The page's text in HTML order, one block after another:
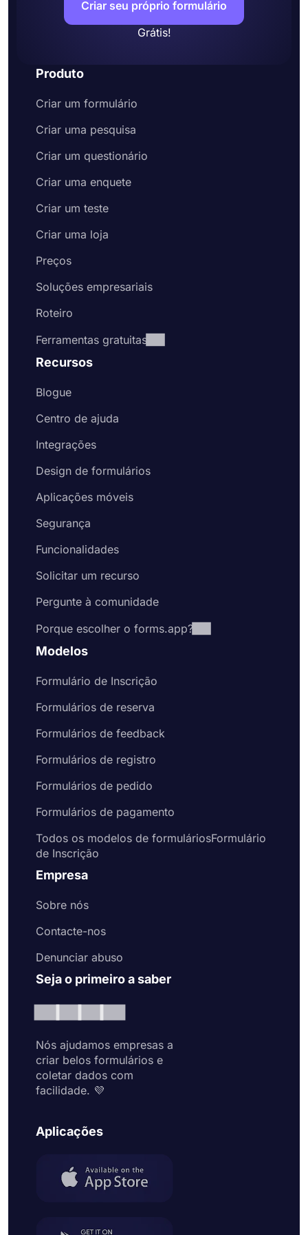
Criar seu próprio formulário
Grátis!
Produto
Criar um formulário
Criar uma pesquisa
Criar um questionário
Criar uma enquete
Criar um teste
Criar uma loja
Preços
Soluções empresariais
Roteiro
Ferramentas gratuitas
Recursos
Blogue
Centro de ajuda
Integrações
Design de formulários
Aplicações móveis
Segurança
Funcionalidades
Solicitar um recurso
Pergunte à comunidade
Porque escolher o forms.app?
Modelos
Formulário de Inscrição
Formulários de reserva
Formulários de feedback
Formulários de registro
Formulários de pedido
Formulários de pagamento
Todos os modelos de formuláriosFormulário
de Inscrição
Empresa
Sobre nós
Contacte-nos
Denunciar abuso
Seja o primeiro a saber
Nós ajudamos empresas a
criar belos formulários e
coletar dados com
facilidade. 💜
Aplicações